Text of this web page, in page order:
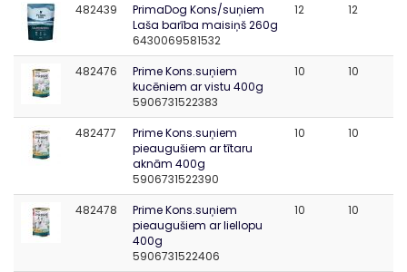
482439
PrimaDog Kons/suņiem
Laša barība maisiņš 260g
6430069581532
12 12
482476
Prime Kons.suņiem
kucēniem ar vistu 400g
5906731522383
10 10
482477
Prime Kons.suņiem
pieaugušiem ar tītaru
aknām 400g
5906731522390
10 10
482478
Prime Kons.suņiem
pieaugušiem ar liellopu
400g
5906731522406
10 10